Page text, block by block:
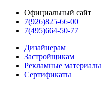
Официальный сайт
7(926)825-66-00
7(495)664-50-77
Дизайнерам
Застройщикам
Рекламные материалы
Сертификаты